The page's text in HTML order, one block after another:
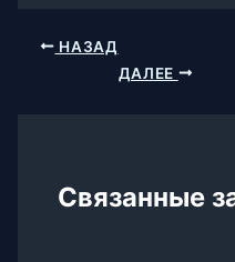
НАЗАД
ДАЛЕЕ
Связанные